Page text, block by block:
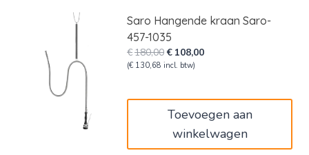
Saro Hangende kraan Saro-
457-1035
€180,00Oorspronkelijke
prijs
€ 108,00Huidige
(€ 130,68 incl. btw)
Toevoegen aan
winkelwagen